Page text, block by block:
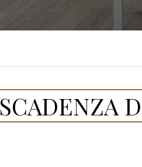
SCADENZA